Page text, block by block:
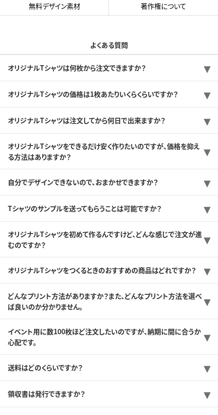
無料デザイン素材
著作権について
よくある質問
オリジナルTシャツは何枚から注文できますか？
オリジナルTシャツの価格は1枚あたりいくらくらいですか？
オリジナルTシャツは注文してから何日で出来ますか？
オリジナルTシャツをできるだけ安く作りたいのですが、価格を抑え
る方法はありますか？
自分でデザインできないので、おまかせできますか？
Tシャツのサンプルを送ってもらうことは可能ですか？
オリジナルTシャツを初めて作るんですけど、どんな感じで注文が進
むのですか？
オリジナルTシャツをつくるときのおすすめの商品はどれですか？
どんなプリント方法がありますか？また、どんなプリント方法を選べ
ば良いのか分かりません。
イベント用に数100枚ほど注文したいのですが、納期に間に合うか
心配です。
送料はどのくらいですか？
領収書は発行できますか？